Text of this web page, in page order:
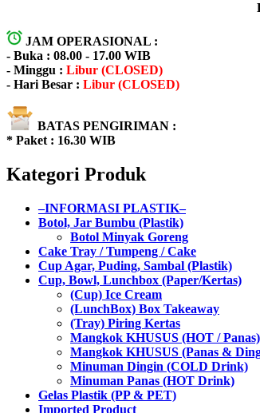
JAM OPERASIONAL :
- Buka : 08.00 - 17.00 WIB
- Minggu : Libur (CLOSED)
- Hari Besar : Libur (CLOSED)
BATAS PENGIRIMAN :
* Paket : 16.30 WIB
Kategori Produk
–INFORMASI PLASTIK–
Botol, Jar Bumbu (Plastik)
Botol Minyak Goreng
Cake Tray / Tumpeng / Cake
Cup Agar, Puding, Sambal (Plastik)
Cup, Bowl, Lunchbox (Paper/Kertas)
(Cup) Ice Cream
(LunchBox) Box Takeaway
(Tray) Piring Kertas
Mangkok KHUSUS (HOT / Panas)
Mangkok KHUSUS (Panas &
Minuman Dingin (COLD Drink)
Minuman Panas (HOT Drink)
Gelas Plastik (PP & PET)
Imported Product